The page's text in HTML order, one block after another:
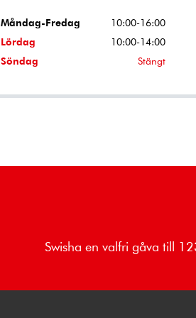
Måndag-Fredag
10:00-16:00
Lördag
10:00-14:00
Söndag
Stängt
Swisha en valfri gåva till